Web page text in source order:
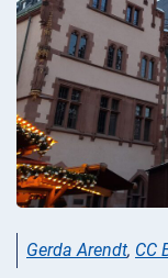
Gerda Arendt, CC